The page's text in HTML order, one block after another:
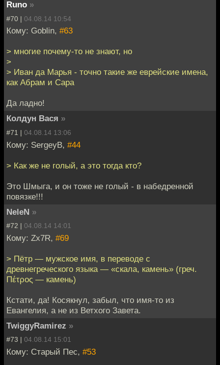
Runo »
#70 | 04.08.14 10:54
Кому: Goblin, #63
> многие почему-то не знают, но
>
> Иван да Марья - точно такие же еврейские имена,
как Абрам и Сара
Да ладно!
Колдун Вася »
#71 | 04.08.14 13:06
Кому: SergeyB, #44
> Как же не голый, а это тогда кто?
Это Шмыга, и он тоже не голый - в набедренной
повязке!!!
NeleN »
#72 | 04.08.14 14:01
Кому: Zx7R, #69
> Пётр — мужское имя, в переводе с
древнегреческого языка — «скала, камень» (греч.
Πέτρος — камень)
Кстати, да! Косякнул, забыл, что имя-то из
Евангелия, а не из Ветхого Завета.
TwiggyRamirez »
#73 | 04.08.14 15:01
Кому: Старый Пес, #53